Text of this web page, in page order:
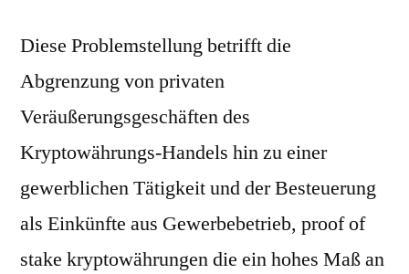
Diese Problemstellung betrifft die
Abgrenzung von privaten
Veräußerungsgeschäften des
Kryptowährungs-Handels hin zu einer
gewerblichen Tätigkeit und der Besteuerung
als Einkünfte aus Gewerbebetrieb, proof of
stake kryptowährungen die ein hohes Maß an